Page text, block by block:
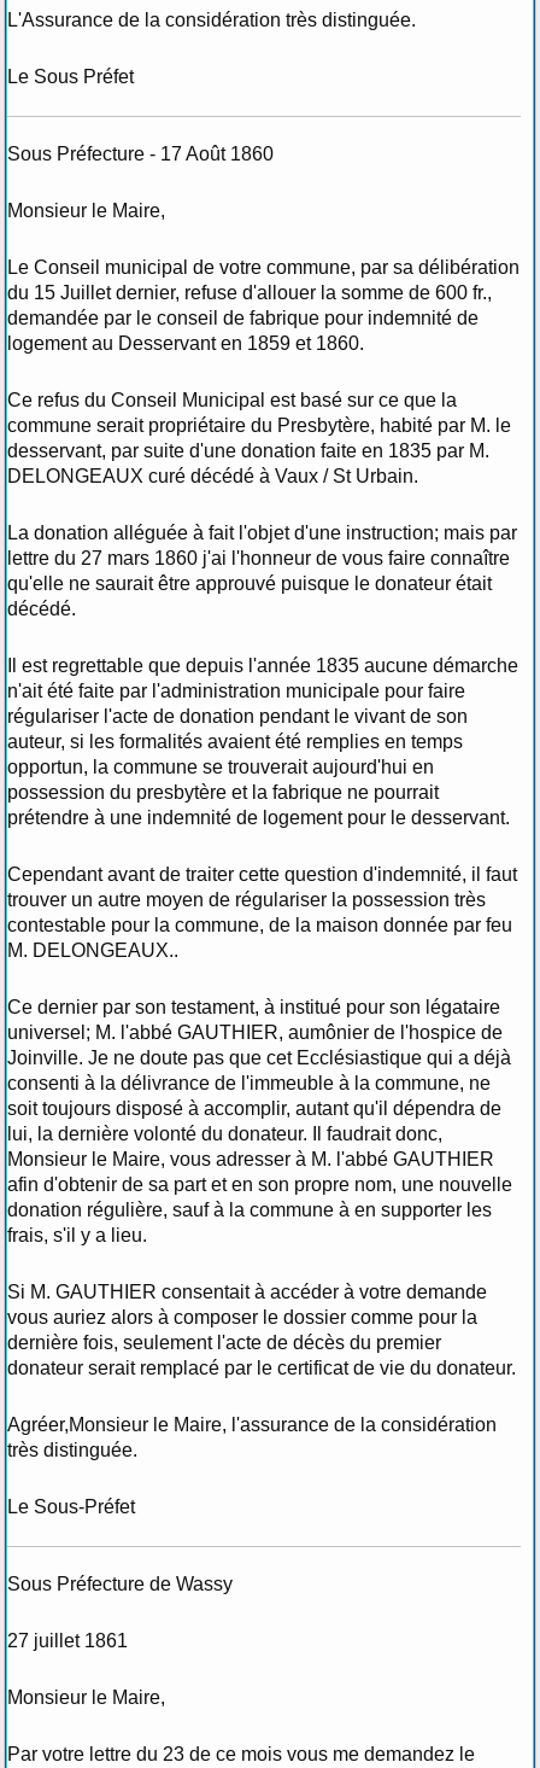
L'Assurance de la considération très distinguée.
Le Sous Préfet
Sous Préfecture - 17 Août 1860
Monsieur le Maire,
Le Conseil municipal de votre commune, par sa délibération
du 15 Juillet dernier, refuse d'allouer la somme de 600 fr.,
demandée par le conseil de fabrique pour indemnité de
logement au Desservant en 1859 et 1860.
Ce refus du Conseil Municipal est basé sur ce que la
commune serait propriétaire du Presbytère, habité par M. le
desservant, par suite d'une donation faite en 1835 par M.
DELONGEAUX curé décédé à Vaux / St Urbain.
La donation alléguée à fait l'objet d'une instruction; mais par
lettre du 27 mars 1860 j'ai l'honneur de vous faire connaître
qu'elle ne saurait être approuvé puisque le donateur était
décédé.
Il est regrettable que depuis l'année 1835 aucune démarche
n'ait été faite par l'administration municipale pour faire
régulariser l'acte de donation pendant le vivant de son
auteur, si les formalités avaient été remplies en temps
opportun, la commune se trouverait aujourd'hui en
possession du presbytère et la fabrique ne pourrait
prétendre à une indemnité de logement pour le desservant.
Cependant avant de traiter cette question d'indemnité, il faut
trouver un autre moyen de régulariser la possession très
contestable pour la commune, de la maison donnée par feu
M. DELONGEAUX..
Ce dernier par son testament, à institué pour son légataire
universel; M. l'abbé GAUTHIER, aumônier de l'hospice de
Joinville. Je ne doute pas que cet Ecclésiastique qui a déjà
consenti à la délivrance de l'immeuble à la commune, ne
soit toujours disposé à accomplir, autant qu'il dépendra de
lui, la dernière volonté du donateur. Il faudrait donc,
Monsieur le Maire, vous adresser à M. l'abbé GAUTHIER
afin d'obtenir de sa part et en son propre nom, une nouvelle
donation régulière, sauf à la commune à en supporter les
frais, s'il y a lieu.
Si M. GAUTHIER consentait à accéder à votre demande
vous auriez alors à composer le dossier comme pour la
dernière fois, seulement l'acte de décès du premier
donateur serait remplacé par le certificat de vie du donateur.
Agréer,Monsieur le Maire, l'assurance de la considération
très distinguée.
Le Sous-Préfet
Sous Préfecture de Wassy
27 juillet 1861
Monsieur le Maire,
Par votre lettre du 23 de ce mois vous me demandez le